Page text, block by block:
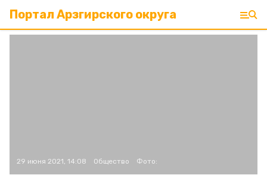
Портал Арзгирского округа
29 июня 2021, 14:08 Общество Фото: